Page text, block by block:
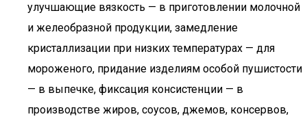
улучшающие вязкость — в приготовлении молочной
и желеобразной продукции, замедление
кристаллизации при низких температурах — для
мороженого, придание изделиям особой пушистости
— в выпечке, фиксация консистенции — в
производстве жиров, соусов, джемов, консервов,